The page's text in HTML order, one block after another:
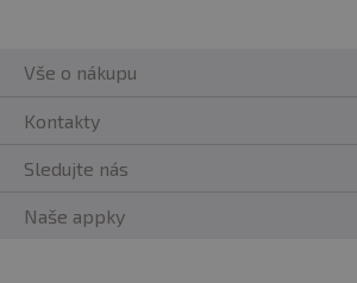
Vše o nákupu
Kontakty
Sledujte nás
Naše appky